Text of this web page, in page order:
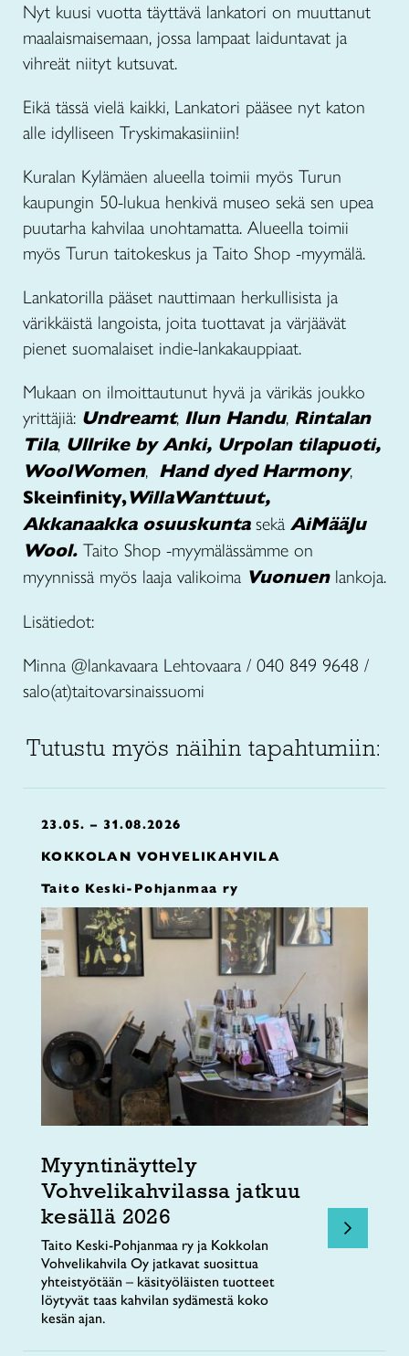
Nyt kuusi vuotta täyttävä lankatori on muuttanut
maalaismaisemaan, jossa lampaat laiduntavat ja
vihreät niityt kutsuvat.
Eikä tässä vielä kaikki, Lankatori pääsee nyt katon
alle idylliseen Tryskimakasiiniin!
Kuralan Kylämäen alueella toimii myös Turun
kaupungin 50-lukua henkivä museo sekä sen upea
puutarha kahvilaa unohtamatta. Alueella toimii
myös Turun taitokeskus ja Taito Shop -myymälä.
Lankatorilla pääset nauttimaan herkullisista ja
värikkäistä langoista, joita tuottavat ja värjäävät
pienet suomalaiset indie-lankakauppiaat.
Mukaan on ilmoittautunut hyvä ja värikäs joukko
yrittäjiä: Undreamt, Ilun Handu, Rintalan
Tila, Ullrike by Anki, Urpolan tilapuoti,
WoolWomen, Hand dyed Harmony,
Skeinfinity,WillaWanttuut,
Akkanaakka osuuskuntasekä AiMääJu
Wool. Taito Shop -myymälässämme on
myynnissä myös laaja valikoima Vuonuen lankoja.
Lisätiedot:
Minna @lankavaara Lehtovaara / 040 849 9648 /
salo(at)taitovarsinaissuomi
Tutustu myös näihin tapahtumiin:
23.05. – 31.08.2026
KOKKOLAN VOHVELIKAHVILA
Taito Keski-Pohjanmaa ry
Myyntinäyttely
Vohvelikahvilassa jatkuu
kesällä 2026
Taito Keski-Pohjanmaa ry ja Kokkolan
Vohvelikahvila Oy jatkavat suosittua
yhteistyötään – käsityöläisten tuotteet
löytyvät taas kahvilan sydämestä koko
kesän ajan.